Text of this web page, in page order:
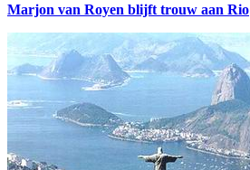
Marjon van Royen blijft trouw aan Rio